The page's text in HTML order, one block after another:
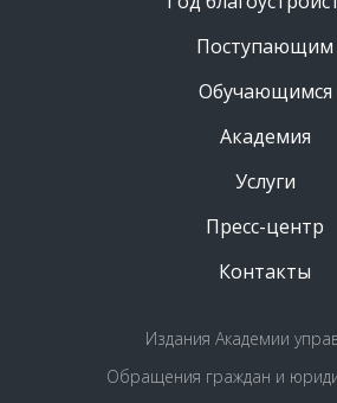
Поступающим
Обучающимся
Академия
Услуги
Пресс-центр
Контакты
Издания Академии
Обращения граждан и